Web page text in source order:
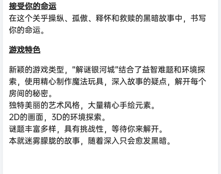
接受你的命运
在这个关乎操纵、孤傲、释怀和救赎的黑暗故事中，书写
你的命运。
游戏特色
新颖的游戏类型，“解谜银河城”结合了益智难题和环境探
索，使用精心制作魔法玩具，深入故事的疑点，解开每个
房间的秘密。
独特美丽的艺术风格，大量精心手绘元素。
2D的画面，3D的环境探索。
谜题丰富多样，具有挑战性，等待你来解开。
本就迷雾朦胧的故事，随着深入只会愈发黑暗。